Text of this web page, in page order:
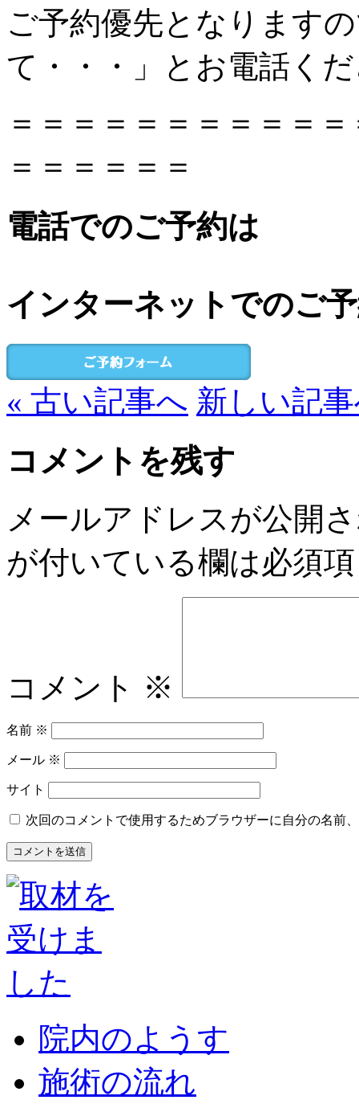
ご予約優先となります
て・・・」とお電話く
＝＝＝＝＝＝＝＝＝＝
＝＝＝＝＝＝
電話でのご予約は
インターネットでのご
« 古い記事へ 新しい記
コメントを残す
メールアドレスが公開
が付いている欄は必須
コメント ※
名前 ※
メール ※
サイト
次回のコメントで使用するためブラウザーに自分の名前
院内のようす
施術の流れ